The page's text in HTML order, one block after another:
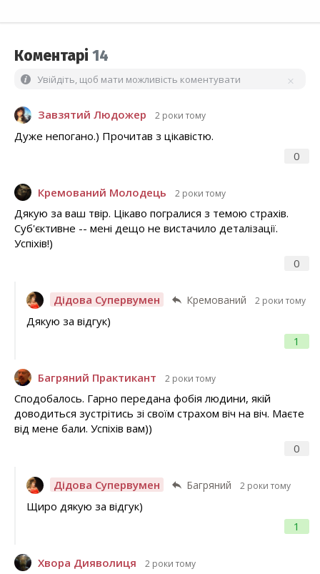
Коментарі 14
Увійдіть, щоб мати можливість коментувати
Завзятий Людожер 2 роки тому
0
Дуже непогано.) Прочитав з цікавістю.
Кремований Молодець 2 роки тому
0
Дякую за ваш твір. Цікаво погралися з темою страхів.
Суб'єктивне -- мені дещо не вистачило деталізації.
Успіхів!)
Дідова Супервумен Кремований 2 роки тому
1
Дякую за відгук)
Багряний Практикант 2 роки тому
0
Сподобалось. Гарно передана фобія людини, якій
доводиться зустрітись зі своїм страхом віч на віч. Маєте
від мене бали. Успіхів вам))
Дідова Супервумен Багряний 2 роки тому
1
Щиро дякую за відгук)
Хвора Дияволиця 2 роки тому